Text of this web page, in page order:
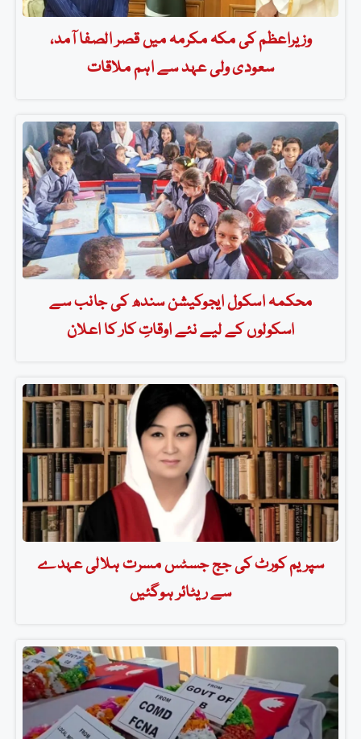
وزیراعظم کی مکہ مکرمہ میں قصر الصفا آمد،
سعودی ولی عہد سے اہم ملاقات
محکمہ اسکول ایجوکیشن سندھ کی جانب سے
اسکولوں کے لیے نئے اوقاتِ کار کا اعلان
سپریم کورٹ کی جج جسٹس مسرت ہلالی عہدے
سے ریٹائر ہوگئیں